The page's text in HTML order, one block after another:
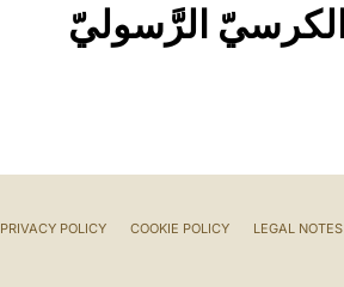
الكرسيّ الرَّسوليّ
LEGAL NOTES
COOKIE POLICY
PRIVACY POLICY